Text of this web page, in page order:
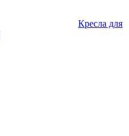
Кресла для